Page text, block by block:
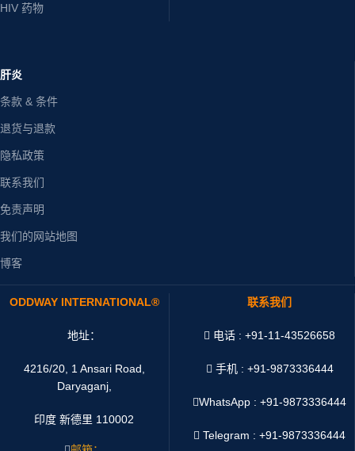
HIV 药物
肝炎
条款 & 条件
退货与退款
隐私政策
联系我们
免责声明
我们的网站地图
博客
ODDWAY INTERNATIONAL®
地址：
4216/20, 1 Ansari Road,
Daryaganj,
印度 新德里 110002
联系我们
电话 : +91-11-43526658
手机 : +91-9873336444
WhatsApp :+91-9873336444
Telegram : +91-9873336444